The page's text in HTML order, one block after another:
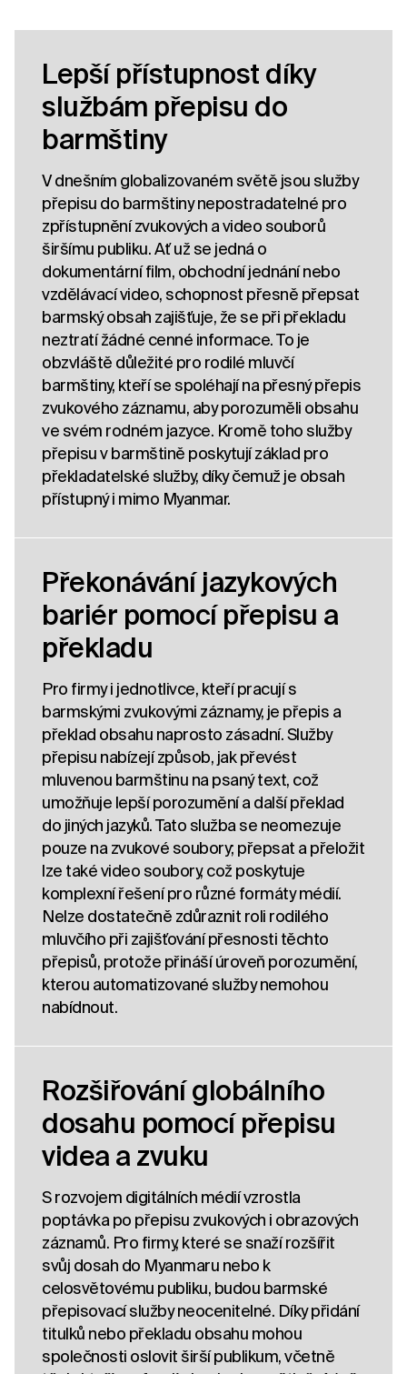
Lepší přístupnost díky
službám přepisu do
barmštiny
V dnešním globalizovaném světě jsou služby
přepisu do barmštiny nepostradatelné pro
zpřístupnění zvukových a video souborů
širšímu publiku. Ať už se jedná o
dokumentární film, obchodní jednání nebo
vzdělávací video, schopnost přesně přepsat
barmský obsah zajišťuje, že se při překladu
neztratí žádné cenné informace. To je
obzvláště důležité pro rodilé mluvčí
barmštiny, kteří se spoléhají na přesný přepis
zvukového záznamu, aby porozuměli obsahu
ve svém rodném jazyce. Kromě toho služby
přepisu v barmštině poskytují základ pro
překladatelské služby, díky čemuž je obsah
přístupný i mimo Myanmar.
Překonávání jazykových
bariér pomocí přepisu a
překladu
Pro firmy i jednotlivce, kteří pracují s
barmskými zvukovými záznamy, je přepis a
překlad obsahu naprosto zásadní. Služby
přepisu nabízejí způsob, jak převést
mluvenou barmštinu na psaný text, což
umožňuje lepší porozumění a další překlad
do jiných jazyků. Tato služba se neomezuje
pouze na zvukové soubory; přepsat a přeložit
lze také video soubory, což poskytuje
komplexní řešení pro různé formáty médií.
Nelze dostatečně zdůraznit roli rodilého
mluvčího při zajišťování přesnosti těchto
přepisů, protože přináší úroveň porozumění,
kterou automatizované služby nemohou
nabídnout.
Rozšiřování globálního
dosahu pomocí přepisu
videa a zvuku
S rozvojem digitálních médií vzrostla
poptávka po přepisu zvukových i obrazových
záznamů. Pro firmy, které se snaží rozšířit
svůj dosah do Myanmaru nebo k
celosvětovému publiku, budou barmské
přepisovací služby neocenitelné. Díky přidání
titulků nebo překladu obsahu mohou
společnosti oslovit širší publikum, včetně